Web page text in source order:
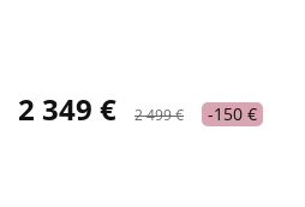
2 349 € 2 499 € -150 €